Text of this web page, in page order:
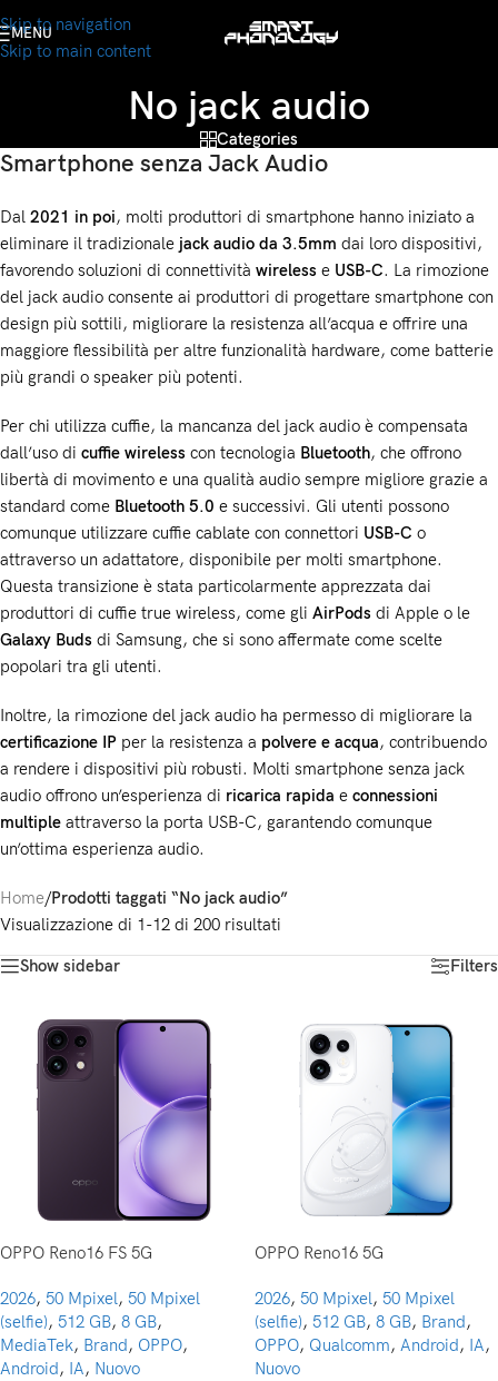
Skip to navigation
Skip to main content
MENU
No jack audio
Categories
Smartphone senza Jack Audio
Dal 2021 in poi, molti produttori di smartphone hanno iniziato a
eliminare il tradizionale jack audio da 3.5mm dai loro dispositivi,
favorendo soluzioni di connettività wireless e USB-C. La rimozione
del jack audio consente ai produttori di progettare smartphone con
design più sottili, migliorare la resistenza all’acqua e offrire una
maggiore flessibilità per altre funzionalità hardware, come batterie
più grandi o speaker più potenti.
Per chi utilizza cuffie, la mancanza del jack audio è compensata
dall’uso di cuffie wireless con tecnologia Bluetooth, che offrono
libertà di movimento e una qualità audio sempre migliore grazie a
standard come Bluetooth 5.0 e successivi. Gli utenti possono
comunque utilizzare cuffie cablate con connettori USB-C o
attraverso un adattatore, disponibile per molti smartphone.
Questa transizione è stata particolarmente apprezzata dai
produttori di cuffie true wireless, come gli AirPods di Apple o le
Galaxy Buds di Samsung, che si sono affermate come scelte
popolari tra gli utenti.
Inoltre, la rimozione del jack audio ha permesso di migliorare la
certificazione IP per la resistenza a polvere e acqua, contribuendo
a rendere i dispositivi più robusti. Molti smartphone senza jack
audio offrono un’esperienza di ricarica rapida e connessioni
multiple attraverso la porta USB-C, garantendo comunque
un’ottima esperienza audio.
Home/Prodotti taggati “No jack audio”
Visualizzazione di 1-12 di 200 risultati
Show sidebar Filters
OPPO Reno16 FS 5G
2026, 50 Mpixel, 50 Mpixel
(selfie), 512 GB, 8 GB,
MediaTek, Brand, OPPO,
Android, IA, Nuovo
OPPO Reno16 5G
2026, 50 Mpixel, 50 Mpixel
(selfie), 512 GB, 8 GB, Brand,
OPPO, Qualcomm, Android, IA,
Nuovo